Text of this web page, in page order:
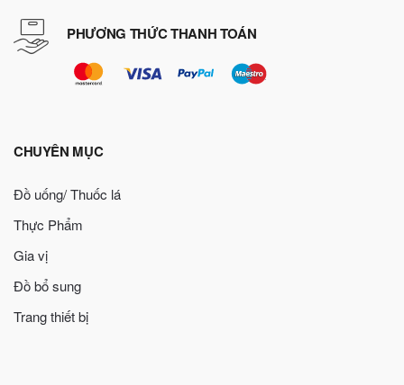
PHƯƠNG THỨC THANH TOÁN
CHUYÊN MỤC
Đồ uống/ Thuốc lá
Thực Phẩm
Gia vị
Đồ bổ sung
Trang thiết bị